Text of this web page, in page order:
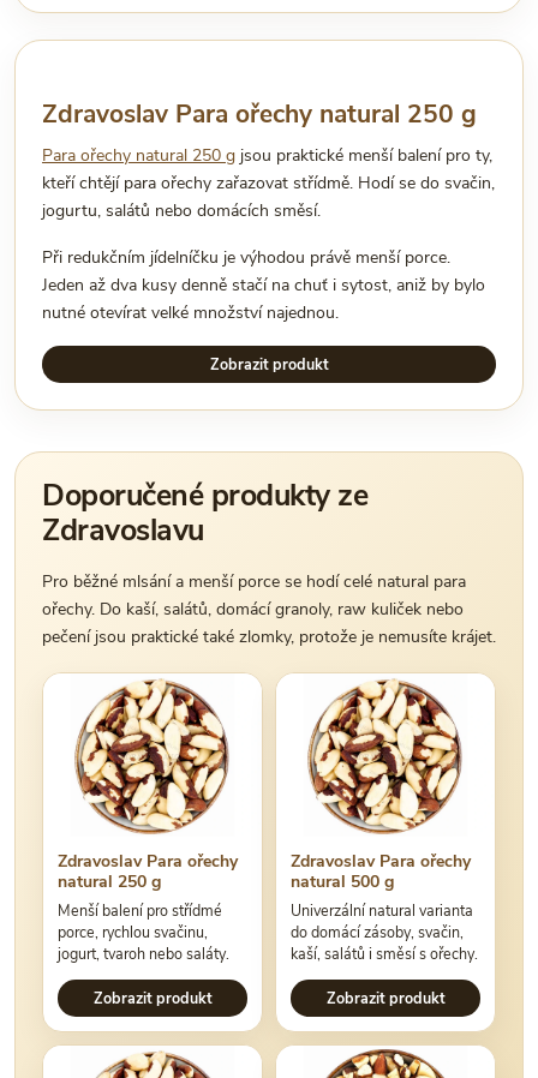
Zdravoslav Para ořechy natural 250 g
Para ořechy natural 250 g jsou praktické menší balení pro ty,
kteří chtějí para ořechy zařazovat střídmě. Hodí se do svačin,
jogurtu, salátů nebo domácích směsí.
Při redukčním jídelníčku je výhodou právě menší porce.
Jeden až dva kusy denně stačí na chuť i sytost, aniž by bylo
nutné otevírat velké množství najednou.
Zobrazit produkt
Doporučené produkty ze
Zdravoslavu
Pro běžné mlsání a menší porce se hodí celé natural para
ořechy. Do kaší, salátů, domácí granoly, raw kuliček nebo
pečení jsou praktické také zlomky, protože je nemusíte krájet.
Zdravoslav Para ořechy
natural 250 g
Menší balení pro střídmé
porce, rychlou svačinu,
jogurt, tvaroh nebo saláty.
Zobrazit produkt
Zdravoslav Para ořechy
natural 500 g
Univerzální natural varianta
do domácí zásoby, svačin,
kaší, salátů i směsí s ořechy.
Zobrazit produkt